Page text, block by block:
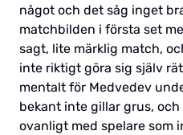
något och det såg inget
matchbilden i första set
sagt, lite märklig match,
inte riktigt göra sig själv
mentalt för Medvedev
bekant inte gillar grus,
ovanligt med spelare som